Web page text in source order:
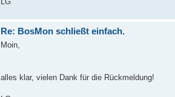
Re: BosMon schließt einfach.
Moin,
alles klar, vielen Dank für die Rückmeldung!